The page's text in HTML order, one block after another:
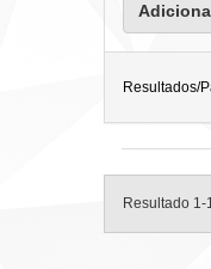
Resultados/
Resultado 1-